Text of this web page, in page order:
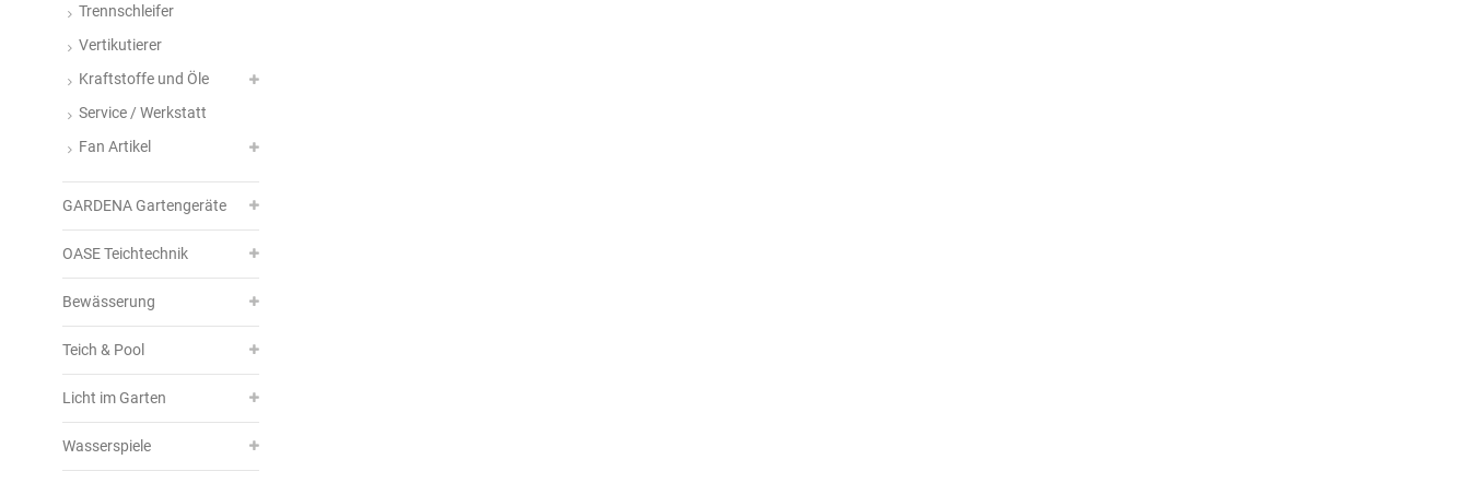
Trennschleifer
Vertikutierer
Kraftstoffe und Öle
Service / Werkstatt
Fan Artikel
GARDENA Gartengeräte
OASE Teichtechnik
Bewässerung
Teich & Pool
Licht im Garten
Wasserspiele